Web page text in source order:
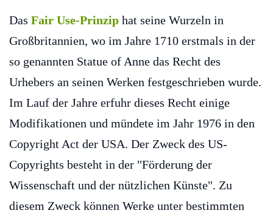
Das Fair Use-Prinzip hat seine Wurzeln in
Großbritannien, wo im Jahre 1710 erstmals in der
so genannten Statue of Anne das Recht des
Urhebers an seinen Werken festgeschrieben wurde.
Im Lauf der Jahre erfuhr dieses Recht einige
Modifikationen und mündete im Jahr 1976 in den
Copyright Act der USA. Der Zweck des US-
Copyrights besteht in der "Förderung der
Wissenschaft und der nützlichen Künste". Zu
diesem Zweck können Werke unter bestimmten